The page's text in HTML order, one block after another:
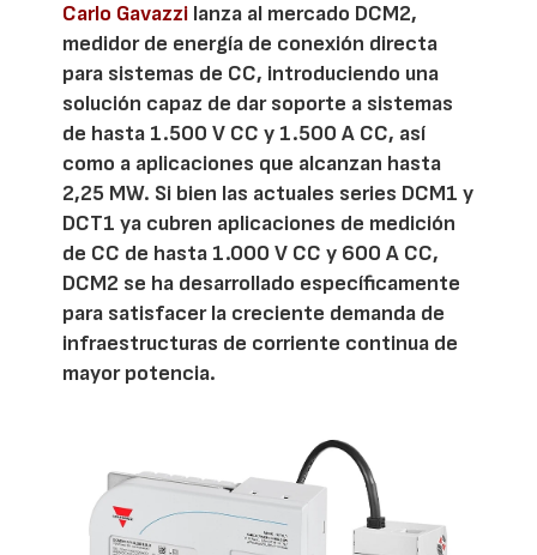
Carlo Gavazzi lanza al mercado DCM2,
medidor de energía de conexión directa
para sistemas de CC, introduciendo una
solución capaz de dar soporte a sistemas
de hasta 1.500 V CC y 1.500 A CC, así
como a aplicaciones que alcanzan hasta
2,25 MW. Si bien las actuales series DCM1 y
DCT1 ya cubren aplicaciones de medición
de CC de hasta 1.000 V CC y 600 A CC,
DCM2 se ha desarrollado específicamente
para satisfacer la creciente demanda de
infraestructuras de corriente continua de
mayor potencia.